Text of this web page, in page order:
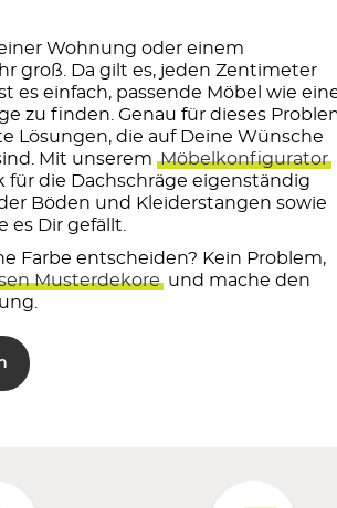
Wohnung oder einem
groß. Da gilt es, jeden Zentimeter
es einfach, passende Möbel wie
zu finden. Genau für dieses
Lösungen, die auf Deine Wünsche
Mit unseremMöbelkonfigurator
für die Dachschräge eigenständig
Böden und Kleiderstangen sowie
es Dir gefällt.
Farbe entscheiden? Kein Problem,
Musterdekore und mache den